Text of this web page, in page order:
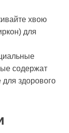
хвою
для
содержат
здорового